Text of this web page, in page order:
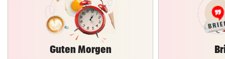
Guten Morgen